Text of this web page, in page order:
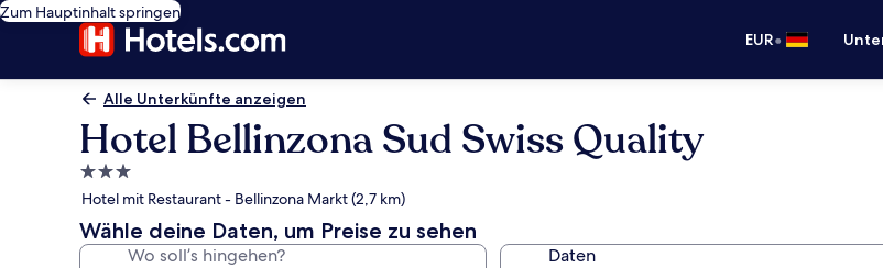
Zum Hauptinhalt springen
EUR•
Alle Unterkünfte anzeigen
Hotel Bellinzona Sud Swiss Quality
3.0-
Sterne-
Unterkunft
Hotel mit Restaurant - Bellinzona Markt (2,7 km)
Wähle deine Daten, um Preise zu sehen
Wo soll’s hingehen? Daten